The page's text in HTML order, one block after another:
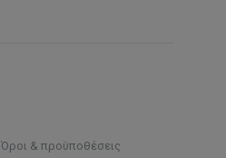
Όροι & προϋποθέσεις